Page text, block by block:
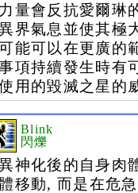
量會反抗愛爾琳
界氣息並使其極
能可以在更廣的
項持續發生時有
用的毀滅之星的
Blink
閃爍
神化後的自身肉
移動, 而是在危